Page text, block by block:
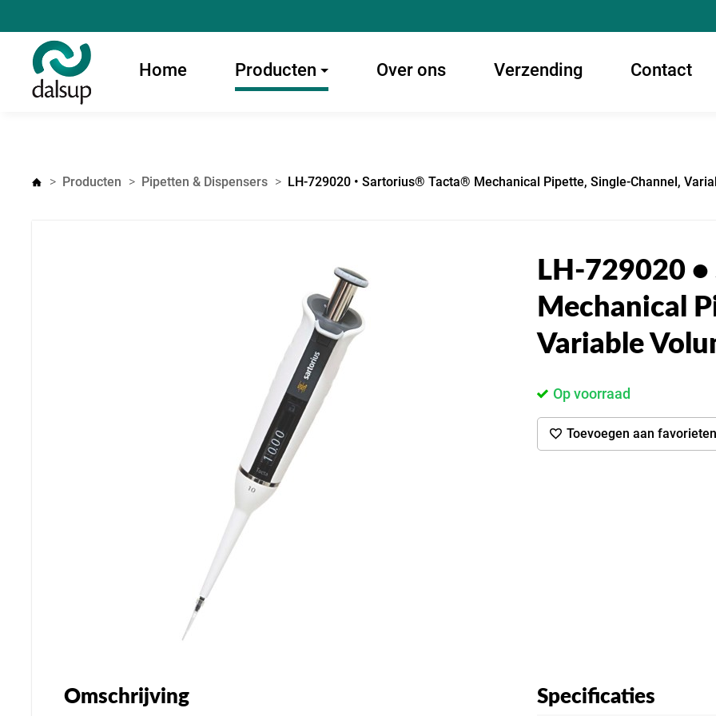
Home Producten Over ons Verzending Contact
Producten Pipetten & Dispensers LH-729020 • Sartorius® Tacta® Mechanical Pipette, Single-Channel,
LH-729020
Mechanical
Variable
Op voorraad
Toevoegen aan favorieten
Omschrijving Specificaties